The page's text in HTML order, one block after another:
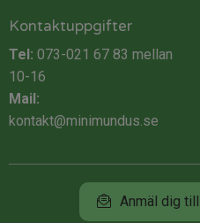
Kontaktuppgifter
Tel: 073-021 67 83 mellan
10-16
Mail:
kontakt@minimundus.se
Anmäl dig